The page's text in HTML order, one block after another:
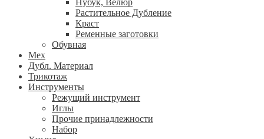
Нубук, Велюр
Растительное Дубление
Краст
Ременные заготовки
Обувная
Мех
Дубл. Материал
Трикотаж
Инструменты
Режущий инструмент
Иглы
Прочие принадлежности
Набор